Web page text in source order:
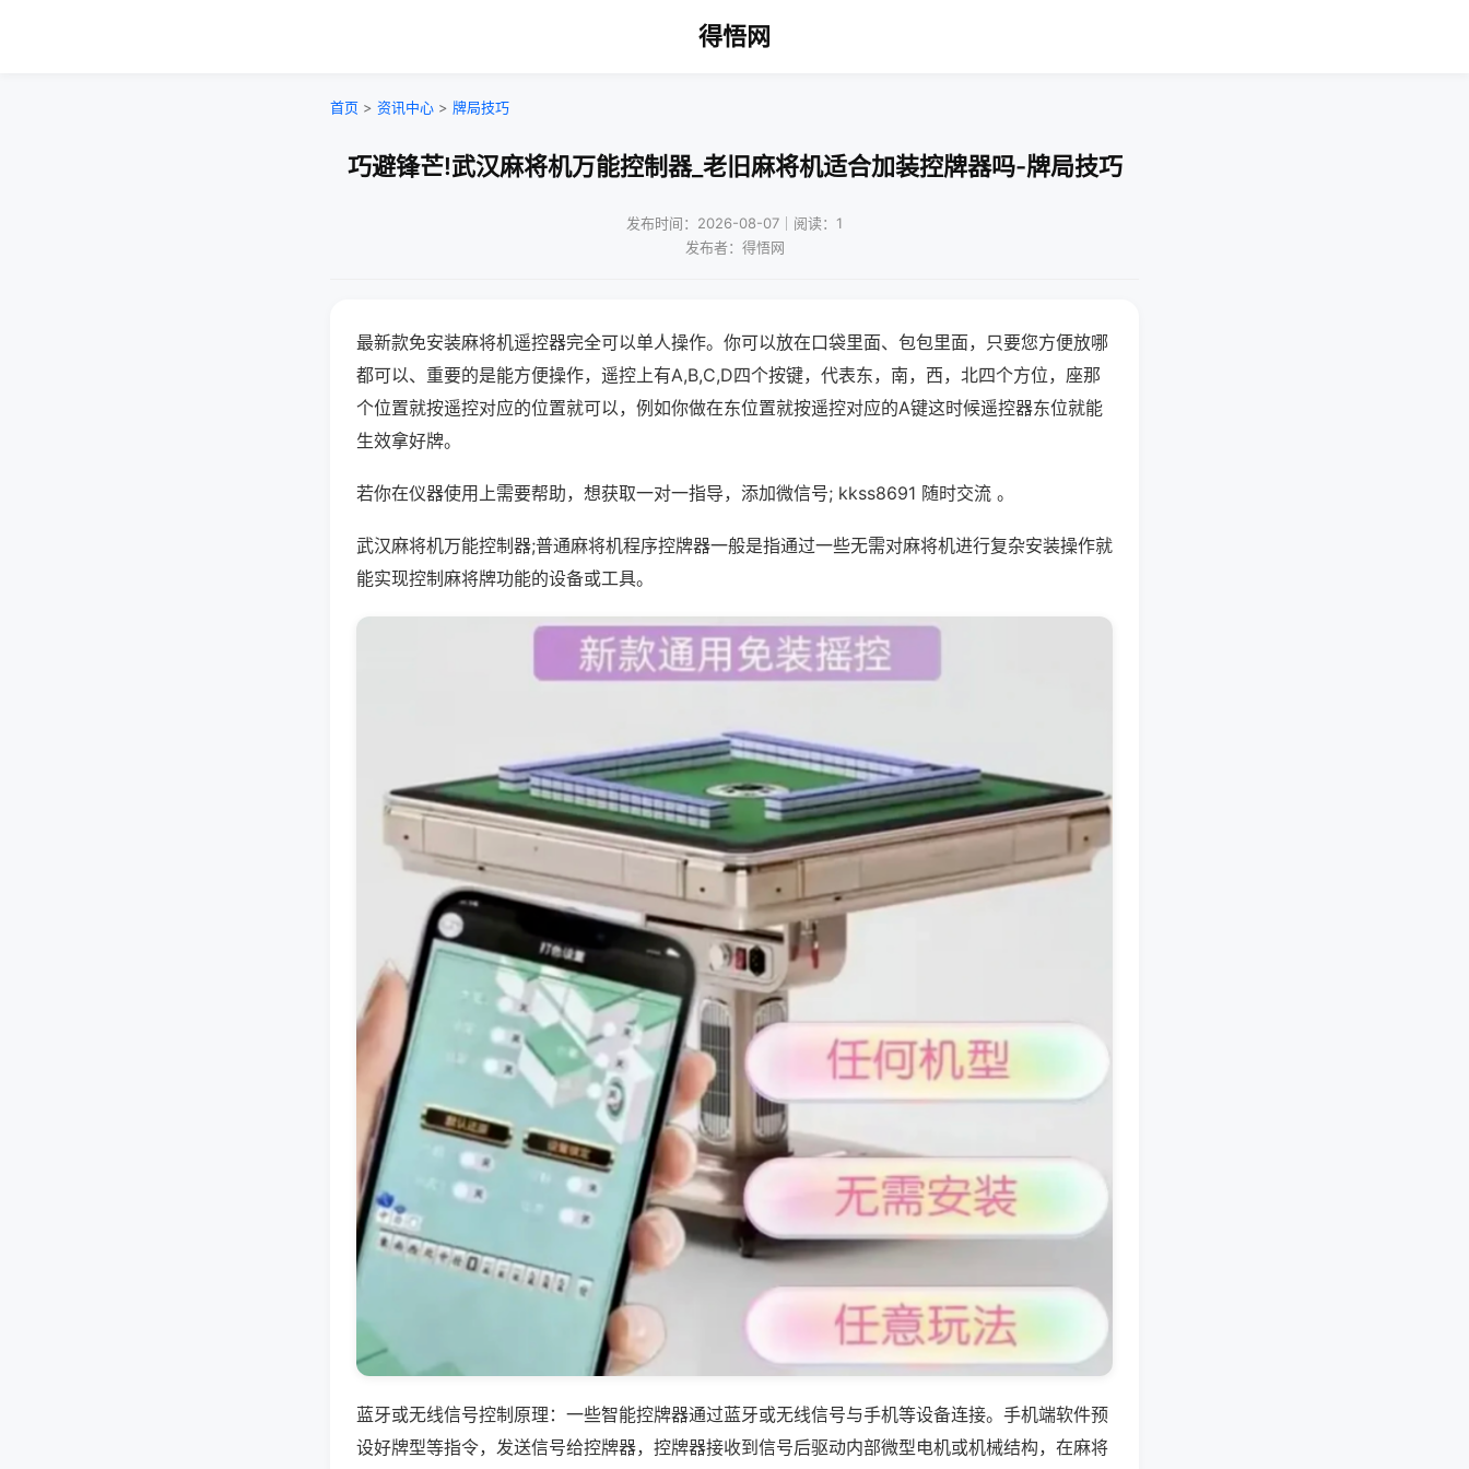
得悟网
首页 > 资讯中心 > 牌局技巧
巧避锋芒!武汉麻将机万能控制器_老旧麻将机适合加装控牌器吗-牌局技巧
发布时间：2026-08-07｜阅读：1
发布者：得悟网
最新款免安装麻将机遥控器完全可以单人操作。你可以放在口袋里面、包包里面，只要您方便放哪
都可以、重要的是能方便操作，遥控上有A,B,C,D四个按键，代表东，南，西，北四个方位，座那
个位置就按遥控对应的位置就可以，例如你做在东位置就按遥控对应的A键这时候遥控器东位就能
生效拿好牌。
若你在仪器使用上需要帮助，想获取一对一指导，添加微信号; kkss8691 随时交流 。
武汉麻将机万能控制器;普通麻将机程序控牌器一般是指通过一些无需对麻将机进行复杂安装操作就
能实现控制麻将牌功能的设备或工具。
蓝牙或无线信号控制原理：一些智能控牌器通过蓝牙或无线信号与手机等设备连接。手机端软件预
设好牌型等指令，发送信号给控牌器，控牌器接收到信号后驱动内部微型电机或机械结构，在麻将